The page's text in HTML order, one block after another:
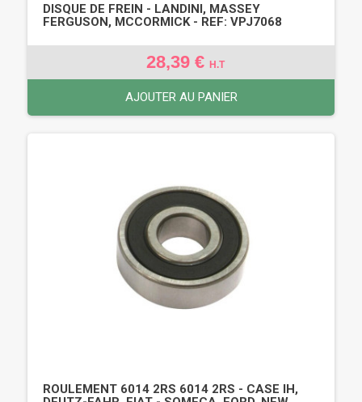
DISQUE DE FREIN - LANDINI, MASSEY
FERGUSON, MCCORMICK - REF: VPJ7068
28,39 € H.T
AJOUTER AU PANIER
ROULEMENT 6014 2RS 6014 2RS - CASE IH,